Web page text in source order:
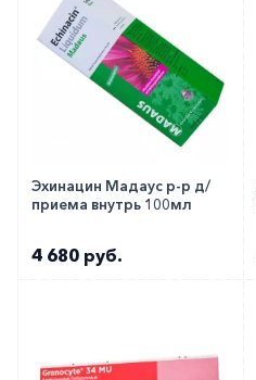
Эхинацин Мадаус р-р д/
приема внутрь 100мл
4 680 руб.